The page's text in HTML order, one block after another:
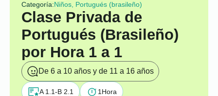
Categoría:Niños, Portugués (brasileño)
Clase Privada de
Portugués (Brasileño)
por Hora 1 a 1
De 6 a 10 años y de 11 a 16 años
A 1.1-B 2.1 1 Hora